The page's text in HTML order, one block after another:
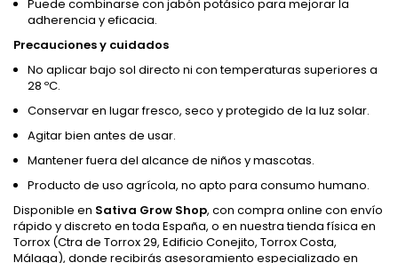
Puede combinarse con jabón potásico para mejorar la
adherencia y eficacia.
Precauciones y cuidados
No aplicar bajo sol directo ni con temperaturas superiores a
28 ºC.
Conservar en lugar fresco, seco y protegido de la luz solar.
Agitar bien antes de usar.
Mantener fuera del alcance de niños y mascotas.
Producto de uso agrícola, no apto para consumo humano.
Disponible en Sativa Grow Shop, con compra online con envío
rápido y discreto en toda España, o en nuestra tienda física en
Torrox (Ctra de Torrox 29, Edificio Conejito, Torrox Costa,
Málaga), donde recibirás asesoramiento especializado en